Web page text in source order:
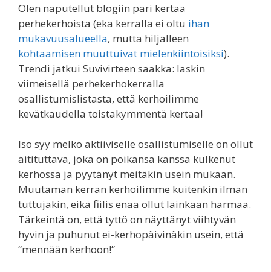
Olen naputellut blogiin pari kertaa
perhekerhoista (eka kerralla ei oltu ihan
mukavuusalueella, mutta hiljalleen
kohtaamisen muuttuivat mielenkiintoisiksi).
Trendi jatkui Suvivirteen saakka: laskin
viimeisellä perhekerhokerralla
osallistumislistasta, että kerhoilimme
kevätkaudella toistakymmentä kertaa!
Iso syy melko aktiiviselle osallistumiselle on ollut
äitituttava, joka on poikansa kanssa kulkenut
kerhossa ja pyytänyt meitäkin usein mukaan.
Muutaman kerran kerhoilimme kuitenkin ilman
tuttujakin, eikä fiilis enää ollut lainkaan harmaa.
Tärkeintä on, että tyttö on näyttänyt viihtyvän
hyvin ja puhunut ei-kerhopäivinäkin usein, että
“mennään kerhoon!”